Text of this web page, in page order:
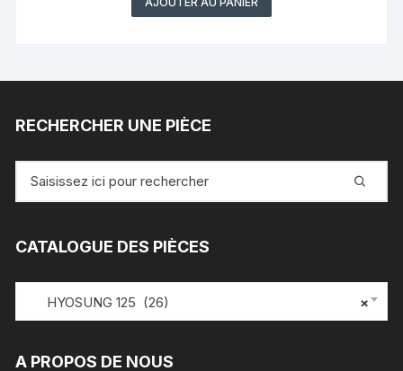
RECHERCHER UNE PIÈCE
pour
CATALOGUE DES PIÈCES
×
HYOSUNG 125 (26)
A PROPOS DE NOUS